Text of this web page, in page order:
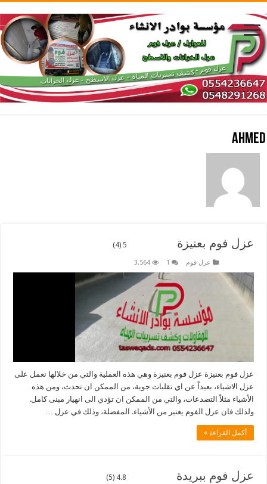
ahmed
عزل فوم بعنيزة 5 (4)
عزل فوم 1
3,564
عزل فوم بعنيزة عزل فوم بعنيزة وهي هذه العملية والتي من خلالها نعمل على
عزل الاشياء، بعيداً عن اي تقلبات جوية، من الممكن ان تحدث، ومن هذه
الأشياء مثلاً التصدعات، والتي من الممكن ان تؤدي الى انهيار مبنى كامل.
ولذلك فان عزل الفوم يعتبر من الأشياء. المفضلة، وذلك في عزل …
أكمل القراءة »
عزل فوم ببريدة 4.8 (5)